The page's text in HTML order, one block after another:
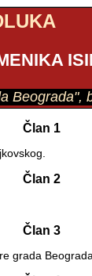
Beograda",
Član 1
Član 2
Član 3
grada